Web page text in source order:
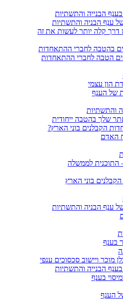
הבנייה והתשתיות
ענף הבניה והתשתיות
דרך קלה יותר לעשות את זה
בהטבה לחברי ההתאחדות
הטבה לחברי ההתאחדות
הון עצמי
של הענף
והתשתיות
שלך בהטבה ייחודית
הקבלנים בוני הארץ?
האדם
התוכנית לממשלה
בוני הארץ
ענף הבניה והתשתיות
בענף
מוכר ויישוב סכסוכים ענפי
הבנייה והתשתיות
בענף
הענף